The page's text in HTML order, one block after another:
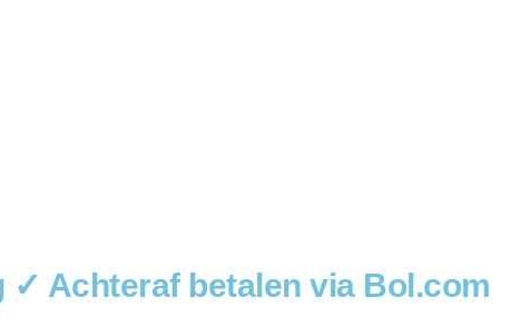
Achteraf betalen via Bol.com